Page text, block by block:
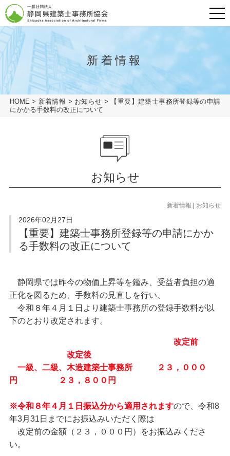
グローバルナビ
HOME
会長挨拶
一般の方
協会概要
建築士事務所とは
建築相談窓口
定期無料建築相談会
苦情解決相談依頼
業務関係
耐震業務
お知らせ
お知らせ
耐震化のすすめ
協会概要
入会案内
協会への入会方法
建築士事務所登録関係
登録の申請（新規・更新）
登録変更の届出
建築士法
設計等の業務に関する報告書
標識の掲示
業務関係
耐震業務
耐震評定委員会等開催日程
リンク
プライバシーポリシー
仲間ができる編
講習会・セミナー編
その他サービス編
新着情報
HOME > 新着情報 > お知らせ >
【重要】建築士事務所登録等の申請
にかかる手数料の改正について
お知らせ
新着情報 お知らせ
2026年02月27日
【重要】建築士事務所登録等の申請にかか
る手数料の改正について
静岡県では昨今の物価上昇等を鑑み、受益者負担の適
正化を図るため、手数料の見直しを行い、
令和８年４月１日より建築士事務所の登録手数料が以
下のとおり改定されます。
改定前
改定後
一級、二級、木造建築士事務所 ２３，０００
円 ２３，８００円
※令和８年４月１日振込分から適用されますので、令和8
年3月31日までにお振込みいただく際は
改定前の金額（２３，０００円）をお振込みくださ
い。